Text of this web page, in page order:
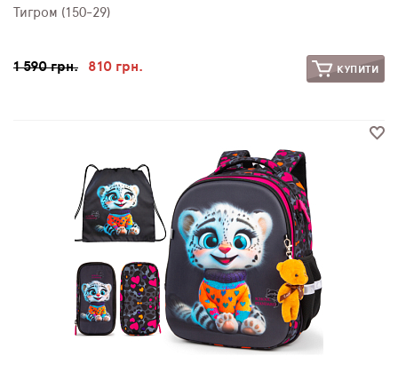
Тигром (150-29)
1 590 грн. 810 грн. КУПИТИ